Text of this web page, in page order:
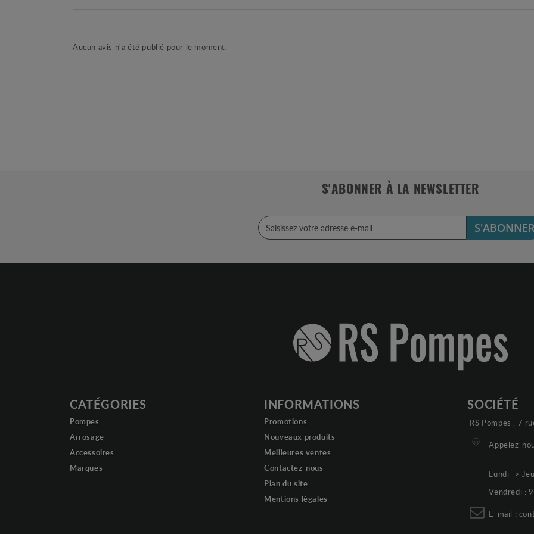
Aucun avis n'a été publié pour le moment.
S'ABONNER À LA NEWSLETTER
CATÉGORIES
Pompes
Arrosage
Accessoires
Marques
INFORMATIONS
Promotions
Nouveaux produits
Meilleures ventes
Contactez-nous
Plan du site
Mentions légales
SOCIÉTÉ
RS Pompes , 7
Appelez-
Lundi ->
Vendredi :
E-mail :